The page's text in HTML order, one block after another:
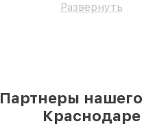
Развернуть
Партнеры
Краснодаре